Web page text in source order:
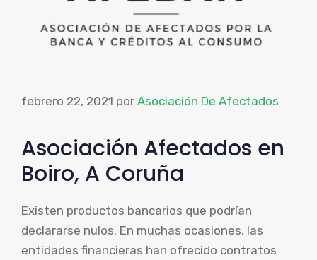
febrero 22, 2021 por Asociación De Afectados
Asociación Afectados en
Boiro, A Coruña
Existen productos bancarios que podrían
declararse nulos. En muchas ocasiones, las
entidades financieras han ofrecido contratos